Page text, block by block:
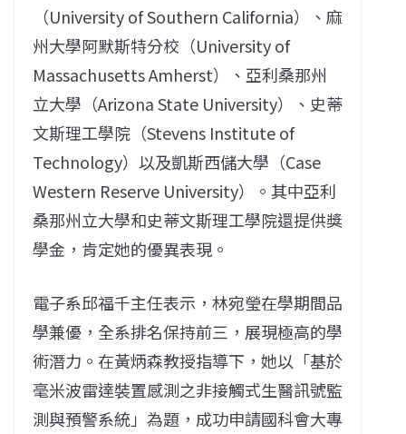
（University of Southern California）、麻
州大學阿默斯特分校（University of
Massachusetts Amherst）、亞利桑那州
立大學（Arizona State University）、史蒂
文斯理工學院（Stevens Institute of
Technology）以及凱斯西儲大學（Case
Western Reserve University）。其中亞利
桑那州立大學和史蒂文斯理工學院還提供獎
學金，肯定她的優異表現。
電子系邱福千主任表示，林宛瑩在學期間品
學兼優，全系排名保持前三，展現極高的學
術潛力。在黃炳森教授指導下，她以「基於
毫米波雷達裝置感測之非接觸式生醫訊號監
測與預警系統」為題，成功申請國科會大專